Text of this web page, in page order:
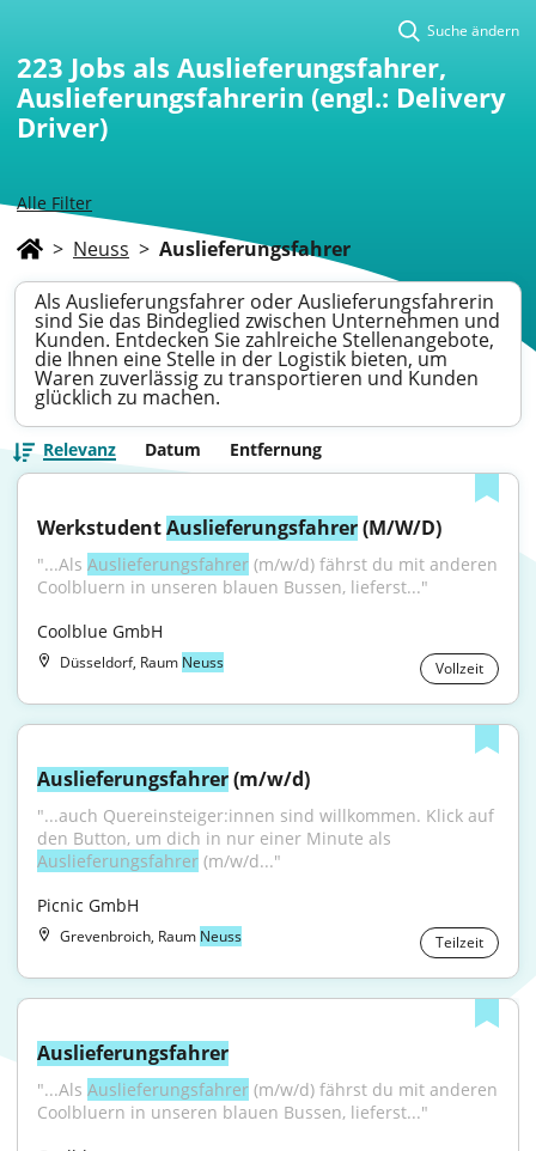
Alle Filter
Suche ändern
223 Jobs als Auslieferungsfahrer,
Auslieferungsfahrerin (engl.: Delivery
Driver)
> Neuss > Auslieferungsfahrer
Als Auslieferungsfahrer oder Auslieferungsfahrerin
sind Sie das Bindeglied zwischen Unternehmen und
Kunden. Entdecken Sie zahlreiche Stellenangebote,
die Ihnen eine Stelle in der Logistik bieten, um
Waren zuverlässig zu transportieren und Kunden
glücklich zu machen.
Relevanz Datum Entfernung
Werkstudent Auslieferungsfahrer (M/W/D)
"...Als Auslieferungsfahrer (m/w/d) fährst du mit anderen
Coolbluern in unseren blauen Bussen, lieferst..."
Coolblue GmbH
Düsseldorf, Raum Neuss Vollzeit
Auslieferungsfahrer (m/w/d)
"...auch Quereinsteiger:innen sind willkommen. Klick auf
Auslieferungsfahrer (m/w/d..."
Picnic GmbH
Grevenbroich, Raum Neuss Teilzeit
Auslieferungsfahrer
"...Als Auslieferungsfahrer (m/w/d) fährst du mit anderen
Coolbluern in unseren blauen Bussen, lieferst..."